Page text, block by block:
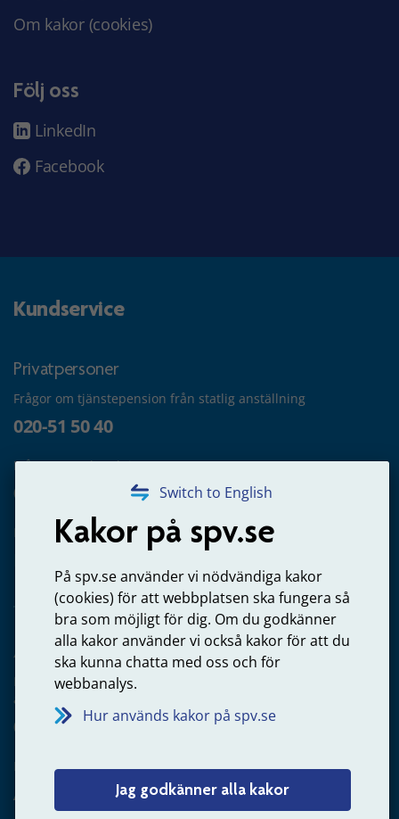
Switch to English
Kakor på spv.se
På spv.se använder vi nödvändiga kakor
(cookies) för att webbplatsen ska fungera så
bra som möjligt för dig. Om du godkänner
alla kakor använder vi också kakor för att du
ska kunna chatta med oss och för
webbanalys.
Hur används kakor på spv.se
Jag godkänner alla kakor
Om kakor (cookies)
Följ oss
LinkedIn
Facebook
Kundservice
Privatpersoner
Frågor om tjänstepension från statlig anställning
020-51 50 40
Frågor om utbetalning
020-65 00 65
Kontakta oss
Arbetsgivare
Frågor om administration av tjänstepension från statlig
anställning
060-18 75 03
Kontakta oss
Arbetsgivare – skicka mejl till oss